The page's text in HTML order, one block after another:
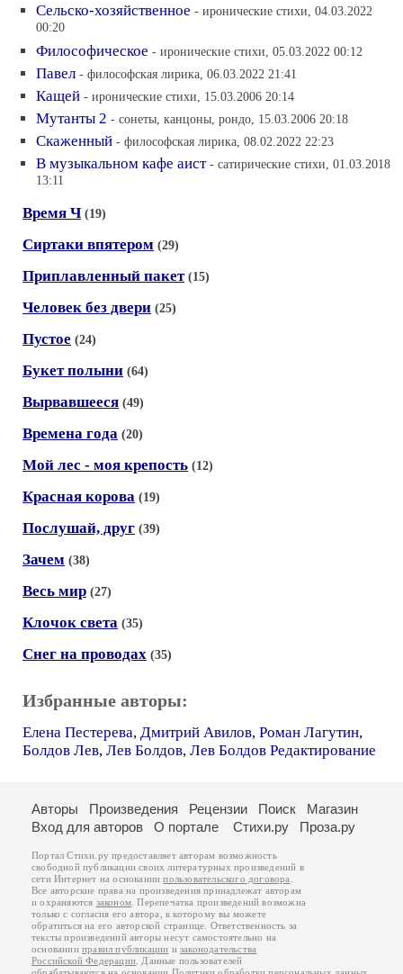
Сельско-хозяйственное - иронические стихи, 04.03.2022
00:20
Философическое - иронические стихи, 05.03.2022 00:12
Павел - философская лирика, 06.03.2022 21:41
Кащей - иронические стихи, 15.03.2006 20:14
Мутанты 2 - сонеты, канцоны, рондо, 15.03.2006 20:18
Скаженный - философская лирика, 08.02.2022 22:23
В музыкальном кафе аист - сатирические стихи, 01.03.2018
13:11
Время Ч (19)
Сиртаки впятером (29)
Приплавленный пакет (15)
Человек без двери (25)
Пустое (24)
Букет полыни (64)
Вырвавшееся (49)
Времена года (20)
Мой лес - моя крепость (12)
Красная корова (19)
Послушай, друг (39)
Зачем (38)
Весь мир (27)
Клочок света (35)
Снег на проводах (35)
Избранные авторы:
Елена Пестерева, Дмитрий Авилов, Роман Лагутин,
Болдов Лев, Лев Болдов, Лев Болдов Редактирование
Авторы Произведения Рецензии Поиск
Магазин
Вход для авторов
О портале Стихи.ру Проза.ру
Портал Стихи.ру предоставляет авторам возможность
свободной публикации своих литературных произведений в
сети Интернет на основаниипользовательского договора
Все авторские права на произведения принадлежат авторам
и охраняются законом . Перепечатка произведений возможна
только с согласия его автора, к которому вы можете
обратиться на его авторской странице. Ответственность за
тексты произведений авторы несут самостоятельно на
основанииправил публикации изаконодательства
Российской Федерации . Данные пользователей